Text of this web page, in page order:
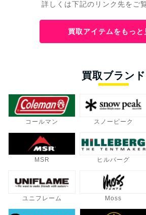
詳しくは下記のリンク先をご
買取アイテムをもっと
買取ブランド
コールマン スノーピーク
MSR ヒルバーグ
ユニフレーム Moss